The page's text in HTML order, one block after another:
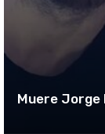
Muere Jorge